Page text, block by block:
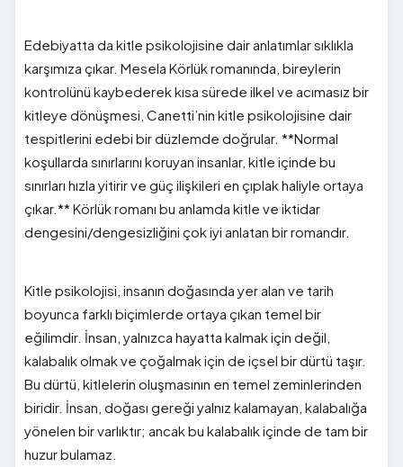
Edebiyatta da kitle psikolojisine dair anlatımlar sıklıkla
karşımıza çıkar. Mesela Körlük romanında, bireylerin
kontrolünü kaybederek kısa sürede ilkel ve acımasız bir
kitleye dönüşmesi, Canetti’nin kitle psikolojisine dair
tespitlerini edebi bir düzlemde doğrular. **Normal
koşullarda sınırlarını koruyan insanlar, kitle içinde bu
sınırları hızla yitirir ve güç ilişkileri en çıplak haliyle ortaya
çıkar.** Körlük romanı bu anlamda kitle ve iktidar
dengesini/dengesizliğini çok iyi anlatan bir romandır.
Kitle psikolojisi, insanın doğasında yer alan ve tarih
boyunca farklı biçimlerde ortaya çıkan temel bir
eğilimdir. İnsan, yalnızca hayatta kalmak için değil,
kalabalık olmak ve çoğalmak için de içsel bir dürtü taşır.
Bu dürtü, kitlelerin oluşmasının en temel zeminlerinden
biridir. İnsan, doğası gereği yalnız kalamayan, kalabalığa
yönelen bir varlıktır; ancak bu kalabalık içinde de tam bir
huzur bulamaz.